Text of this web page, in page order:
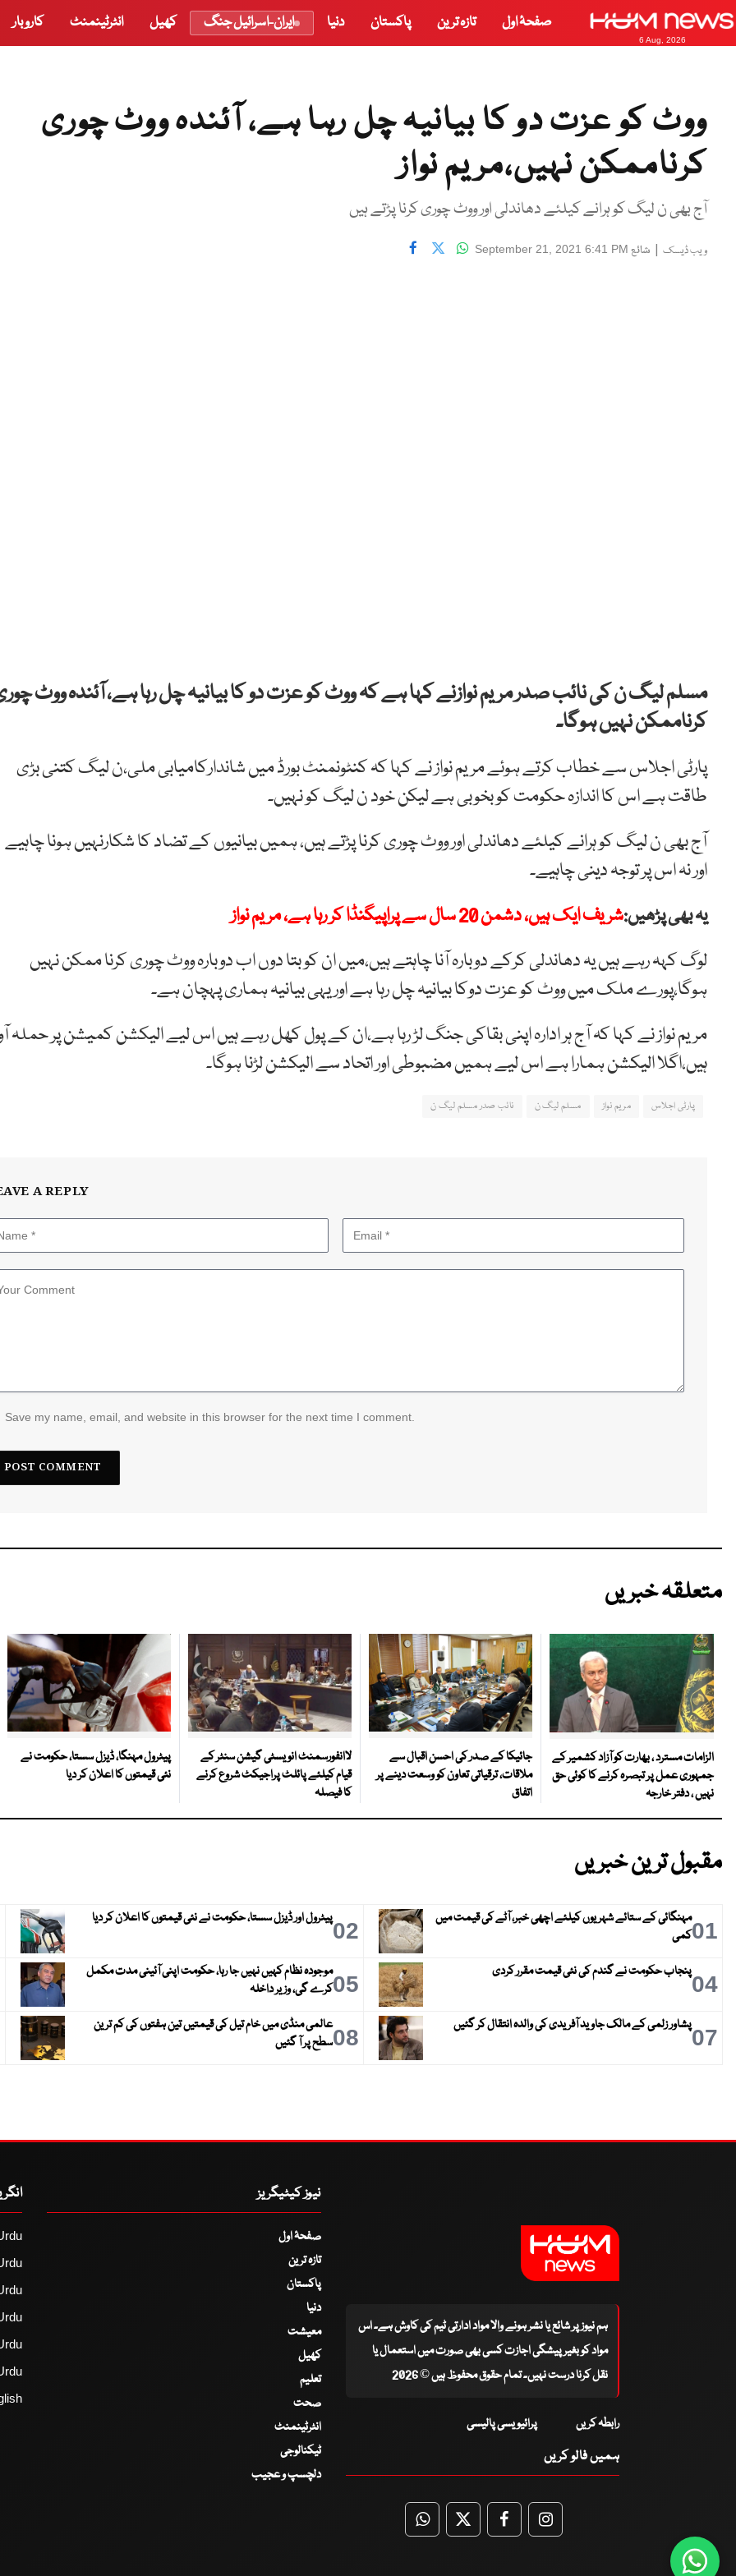
6 Aug, 2026
صفحۂ اول تازہ ترین پاکستان دنیا ایران-اسرائیل جنگ کھیل انٹرٹینمنٹ کاروبار
ووٹ کو عزت دو کا بیانیہ چل رہا ہے، آئندہ ووٹ چوری
کرناممکن نہیں،مریم نواز
آج بھی ن لیگ کو ہرانے کیلئے دھاندلی اور ووٹ چوری کرنا پڑتے ہیں
ویب ڈیسک | شائع September 21, 2021 6:41 PM
مسلم لیگ ن کی نائب صدر مریم نوازنے کہا ہے کہ ووٹ کو عزت دو کا بیانیہ چل رہا ہے، آئندہ ووٹ
کرناممکن نہیں ہوگا۔
پارٹی اجلاس سے خطاب کرتے ہوئے مریم نواز نے کہا کہ کنٹونمنٹ بورڈ میں شاندارکامیابی ملی،ن لیگ کتنی بڑی
طاقت ہے اس کا اندازہ حکومت کو بخوبی ہے لیکن خود ن لیگ کو نہیں۔
آج بھی ن لیگ کو ہرانے کیلئے دھاندلی اور ووٹ چوری کرنا پڑتے ہیں، ہمیں بیانیوں کے تضاد کا شکارنہیں ہونا چاہیے
اور نہ اس پر توجہ دینی چاہیے۔
یہ بھی پڑھیں:شریف ایک ہیں، دشمن 20 سال سے پراپیگنڈا کر رہا ہے، مریم نواز
لوگ کہہ رہے ہیں یہ دھاندلی کرکے دوبارہ آنا چاہتے ہیں،میں ان کو بتا دوں اب دوبارہ ووٹ چوری کرنا ممکن نہیں
ہوگا،پورے ملک میں ووٹ کو عزت دوکا بیانیہ چل رہا ہے اور یہی بیانیہ ہماری پہچان ہے۔
مریم نواز نے کہا کہ آج ہر ادارہ اپنی بقاکی جنگ لڑ رہا ہے،ان کے پول کھل رہے ہیں اس لیے الیکشن کمیشن پر حملہ
ہیں،اگلا الیکشن ہمارا ہے اس لیے ہمیں مضبوطی اور اتحاد سے الیکشن لڑنا ہوگا۔
پارٹی اجلاس مریم نواز مسلم لیگ ن نائب صدر مسلم لیگ ن
A REPLY
Save my name, email, and website in this browser for the next time I comment.
متعلقہ خبریں
الزامات مسترد ، بھارت کو آزاد کشمیر کے
جمہوری عمل پر تبصرہ کرنے کا کوئی حق
نہیں ، دفتر خارجہ
جائیکا کے صدر کی احسن اقبال سے
ملاقات، ترقیاتی تعاون کو وسعت دینے پر
اتفاق
لاانفورسمنٹ انویسٹی گیشن سنٹر کے
قیام کیلئے پائلٹ پراجیکٹ شروع کرنے
کا فیصلہ
پیٹرول مہنگا، ڈیزل سستا، حکومت نے
نئی قیمتوں کا اعلان کر دیا
مقبول ترین خبریں
01مہنگائی کے ستائے شہریوں کیلئے اچھی خبر، آٹے کی قیمت میں
کمی
02پیٹرول اور ڈیزل سستا، حکومت نے نئی قیمتوں کا اعلان کر دیا
04پنجاب حکومت نے گندم کی نئی قیمت مقرر کردی 05موجودہ نظام کہیں نہیں جا رہا، حکومت اپنی آئینی مدت مکمل
کرے گی، وزیر داخلہ
07پشاور زلمی کے مالک جاوید آفریدی کی والدہ انتقال کر گئیں 08عالمی منڈی میں خام تیل کی قیمتیں تین ہفتوں کی کم ترین
سطح پر آ گئیں
ہم نیوز پر شائع یا نشر ہونے والا مواد ادارتی ٹیم کی کاوش ہے۔ اس
مواد کو بغیر پیشگی اجازت کسی بھی صورت میں استعمال یا
نقل کرنا درست نہیں۔ تمام حقوق محفوظ ہیں © 2026
رابطہ کریں پرائیویسی پالیسی
ہمیں فالو کریں
WhatsApp
TwitterFacebookFacebook
نیوز کیٹیگریز
صفحۂ اول
تازہ ترین
پاکستان
دنیا
معیشت
کھیل
تعلیم
صحت
انٹرٹینمنٹ
ٹیکنالوجی
دلچسپ و عجیب